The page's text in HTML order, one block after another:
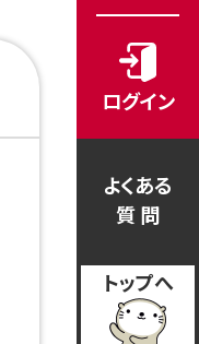
ログイン
よくある
質 問
トップへ